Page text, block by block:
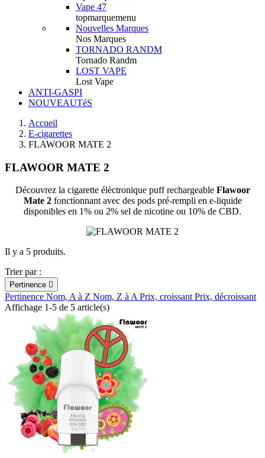
Vape 47
topmarquemenu
Nouvelles Marques
Nos Marques
TORNADO RANDM
Tornado Randm
LOST VAPE
Lost Vape
ANTI-GASPI
NOUVEAUTéS
Accueil
E-cigarettes
FLAWOOR MATE 2
FLAWOOR MATE 2
Découvrez la cigarette élèctronique puff rechargeable Flawoor
Mate 2fonctionnant avec des pods pré-rempli en e-liquide
disponibles en 1% ou 2% sel de nicotine ou 10% de CBD.
Il y a 5 produits.
Trier par :
Pertinence 
Pertinence Nom, A à Z Nom, Z à APrix, croissantPrix, décroissant
Affichage 1-5 de 5 article(s)